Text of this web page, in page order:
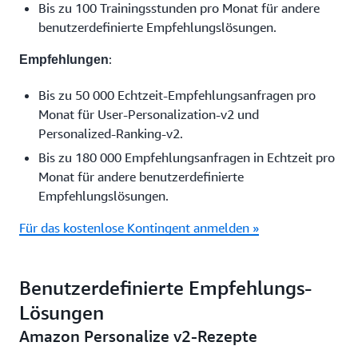
Bis zu 100 Trainingsstunden pro Monat für andere
benutzerdefinierte Empfehlungslösungen.
Empfehlungen:
Bis zu 50 000 Echtzeit-Empfehlungsanfragen pro
Monat für User-Personalization-v2 und
Personalized-Ranking-v2.
Bis zu 180 000 Empfehlungsanfragen in Echtzeit pro
Monat für andere benutzerdefinierte
Empfehlungslösungen.
Für das kostenlose Kontingent anmelden »
Benutzerdefinierte Empfehlungs-
Lösungen
Amazon Personalize v2-Rezepte